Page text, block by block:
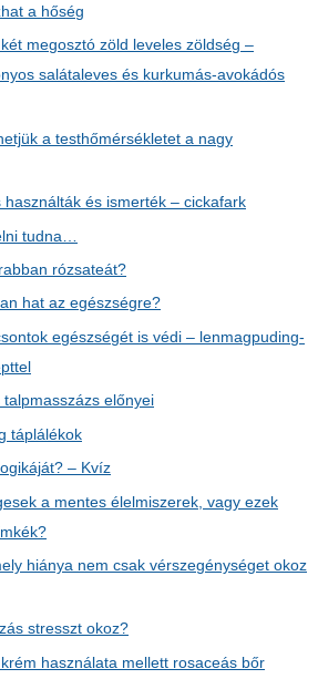
a hőség
megosztó zöld leveles zöldség –
salátaleves és kurkumás-avokádós
a testhőmérsékletet a nagy
használták és ismerték – cickafark
tudna…
rózsateát?
hat az egészségre?
egészségét is védi – lenmagpuding-
előnyei
táplálékok
– Kvíz
a mentes élelmiszerek, vagy ezek
hiánya nem csak vérszegénységet okoz
stresszt okoz?
használata mellett rosaceás bőr